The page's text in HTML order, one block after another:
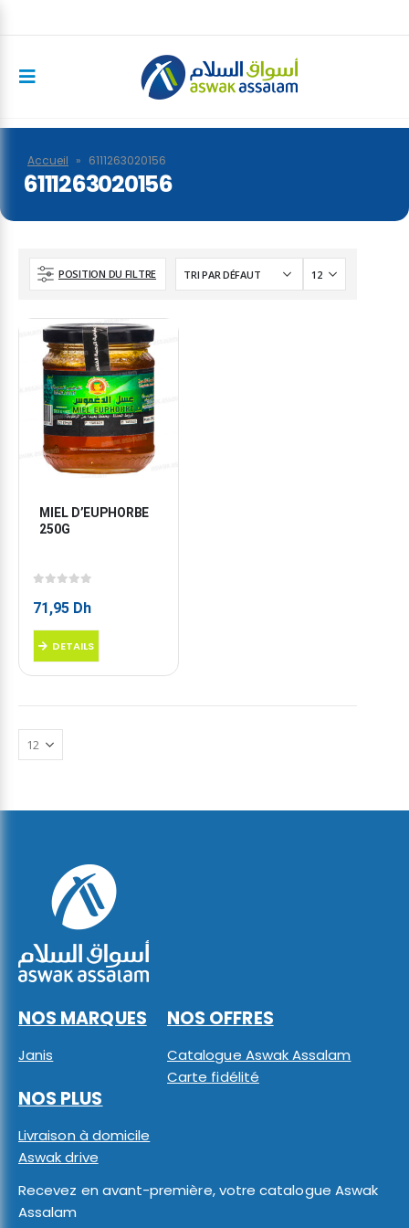
Accueil » 6111263020156
6111263020156
POSITION DU FILTRE
MIEL D’EUPHORBE
250G
71,95 Dh
DETAILS
NOS MARQUES
Janis
NOS OFFRES
Catalogue Aswak Assalam
Carte fidélité
NOS PLUS
Livraison à domicile
Aswak drive
Recevez en avant-première, votre catalogue Aswak
Assalam